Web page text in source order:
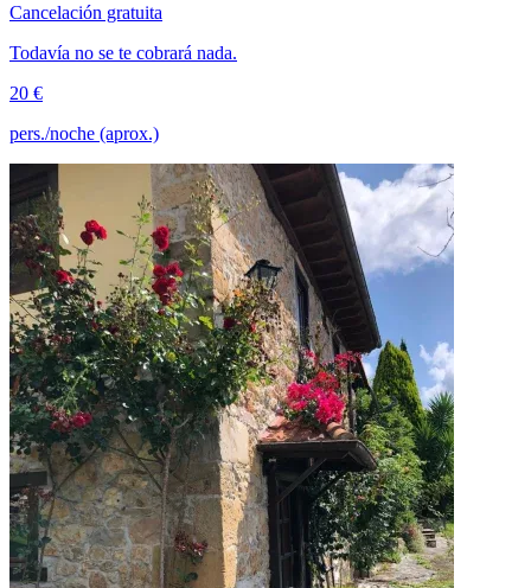
Cancelación gratuita
Todavía no se te cobrará nada.
20 €
pers./noche (aprox.)